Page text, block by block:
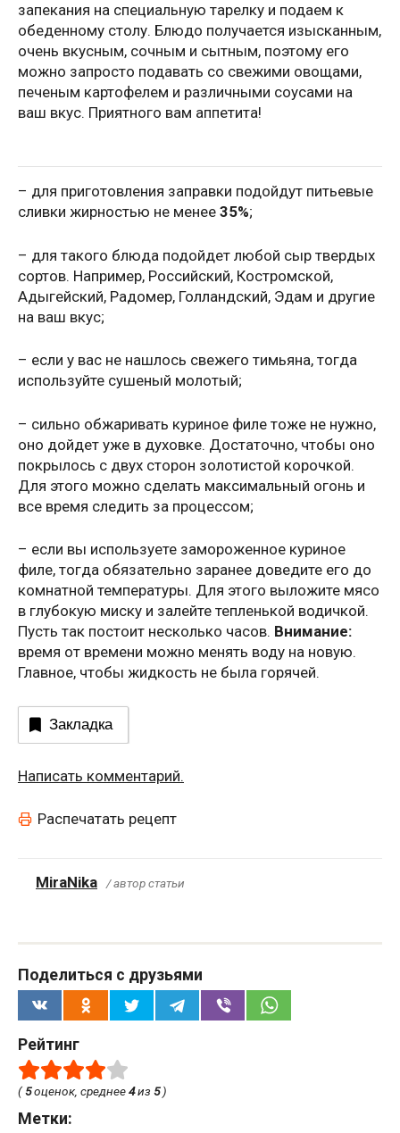
запекания на специальную тарелку и подаем к
обеденному столу. Блюдо получается изысканным,
очень вкусным, сочным и сытным, поэтому его
можно запросто подавать со свежими овощами,
печеным картофелем и различными соусами на
ваш вкус. Приятного вам аппетита!
– для приготовления заправки подойдут питьевые
сливки жирностью не менее 35%;
– для такого блюда подойдет любой сыр твердых
сортов. Например, Российский, Костромской,
Адыгейский, Радомер, Голландский, Эдам и другие
на ваш вкус;
– если у вас не нашлось свежего тимьяна, тогда
используйте сушеный молотый;
– сильно обжаривать куриное филе тоже не нужно,
оно дойдет уже в духовке. Достаточно, чтобы оно
покрылось с двух сторон золотистой корочкой.
Для этого можно сделать максимальный огонь и
все время следить за процессом;
– если вы используете замороженное куриное
филе, тогда обязательно заранее доведите его до
комнатной температуры. Для этого выложите мясо
в глубокую миску и залейте тепленькой водичкой.
Пусть так постоит несколько часов. Внимание:
время от времени можно менять воду на новую.
Главное, чтобы жидкость не была горячей.
Закладка
Написать комментарий.
Распечатать рецепт
MiraNika / автор статьи
Поделиться с друзьями
Рейтинг
(5оценок, среднее4из 5)
Метки: